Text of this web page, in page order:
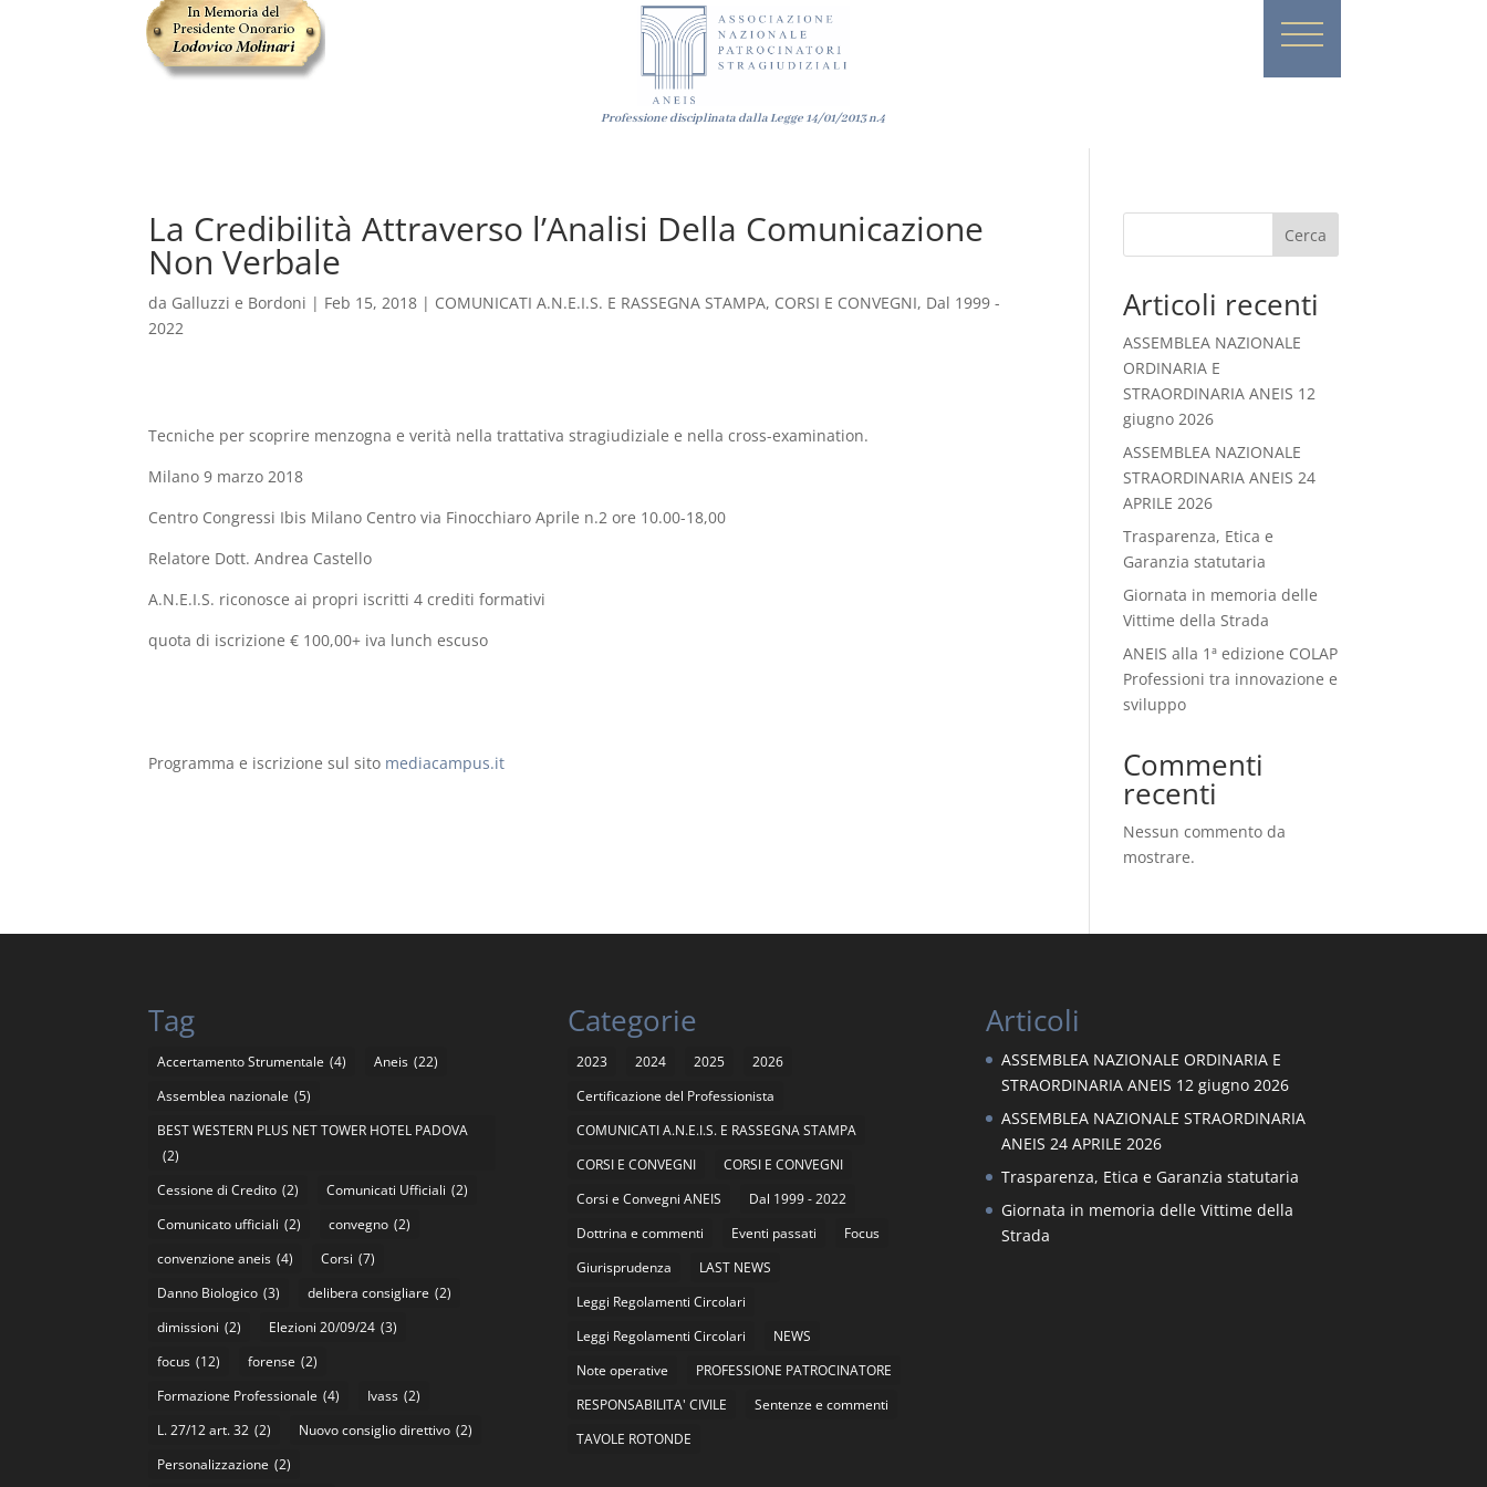
Professione disciplinata dalla Legge 14/01/2013n.4
La Credibilità Attraverso l’Analisi Della Comunicazione
Non Verbale
da Galluzzi e Bordoni | Feb 15, 2018 | COMUNICATI A.N.E.I.S. E RASSEGNA STAMPA, CORSI E CONVEGNI, Dal 1999 -
2022
Tecniche per scoprire menzogna e verità nella trattativa stragiudiziale e nella cross-examination.
Milano 9 marzo 2018
Centro Congressi Ibis Milano Centro via Finocchiaro Aprile n.2 ore 10.00-18,00
Relatore Dott. Andrea Castello
A.N.E.I.S. riconosce ai propri iscritti 4 crediti formativi
quota di iscrizione € 100,00+ iva lunch escuso
Programma e iscrizione sul sito mediacampus.it
Cerca
Articoli recenti
ASSEMBLEA NAZIONALE
ORDINARIA E
STRAORDINARIA ANEIS 12
giugno 2026
ASSEMBLEA NAZIONALE
STRAORDINARIA ANEIS 24
APRILE 2026
Trasparenza, Etica e
Garanzia statutaria
Giornata in memoria delle
Vittime della Strada
ANEIS alla 1ª edizione COLAP
Professioni tra innovazione e
sviluppo
Commenti
recenti
Nessun commento da
mostrare.
Tag
Accertamento Strumentale (4) Aneis (22)
Assemblea nazionale (5)
BEST WESTERN PLUS NET TOWER HOTEL PADOVA
(2)
Cessione di Credito (2) Comunicati Ufficiali (2)
Comunicato ufficiali (2) convegno (2)
convenzione aneis (4) Corsi (7)
Danno Biologico (3) delibera consigliare (2)
dimissioni (2) Elezioni 20/09/24 (3)
focus (12) forense (2)
Formazione Professionale (4) Ivass (2)
L. 27/12 art. 32 (2) Nuovo consiglio direttivo (2)
Personalizzazione (2)
Categorie
2023 2024 2025
2026
Certificazione del Professionista
COMUNICATI A.N.E.I.S. E RASSEGNA STAMPA
CORSI E CONVEGNI
CORSI E CONVEGNI
Corsi e Convegni ANEIS
Dal 1999 - 2022
Dottrina e commenti
Eventi passati
Focus
Giurisprudenza
LAST NEWS
Leggi Regolamenti Circolari
Leggi Regolamenti Circolari
NEWS
Note operative
PROFESSIONE PATROCINATORE
RESPONSABILITA' CIVILE
Sentenze e commenti
TAVOLE ROTONDE
Articoli
ASSEMBLEA NAZIONALE ORDINARIA E
STRAORDINARIA ANEIS 12 giugno 2026
ASSEMBLEA NAZIONALE STRAORDINARIA
ANEIS 24 APRILE 2026
Trasparenza, Etica e Garanzia statutaria
Giornata in memoria delle Vittime della
Strada